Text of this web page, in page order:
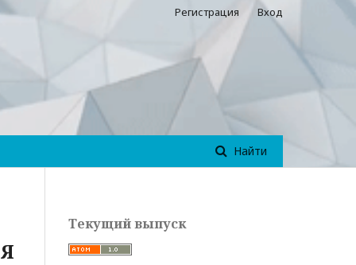
Найти
Регистрация Вход
Текущий выпуск